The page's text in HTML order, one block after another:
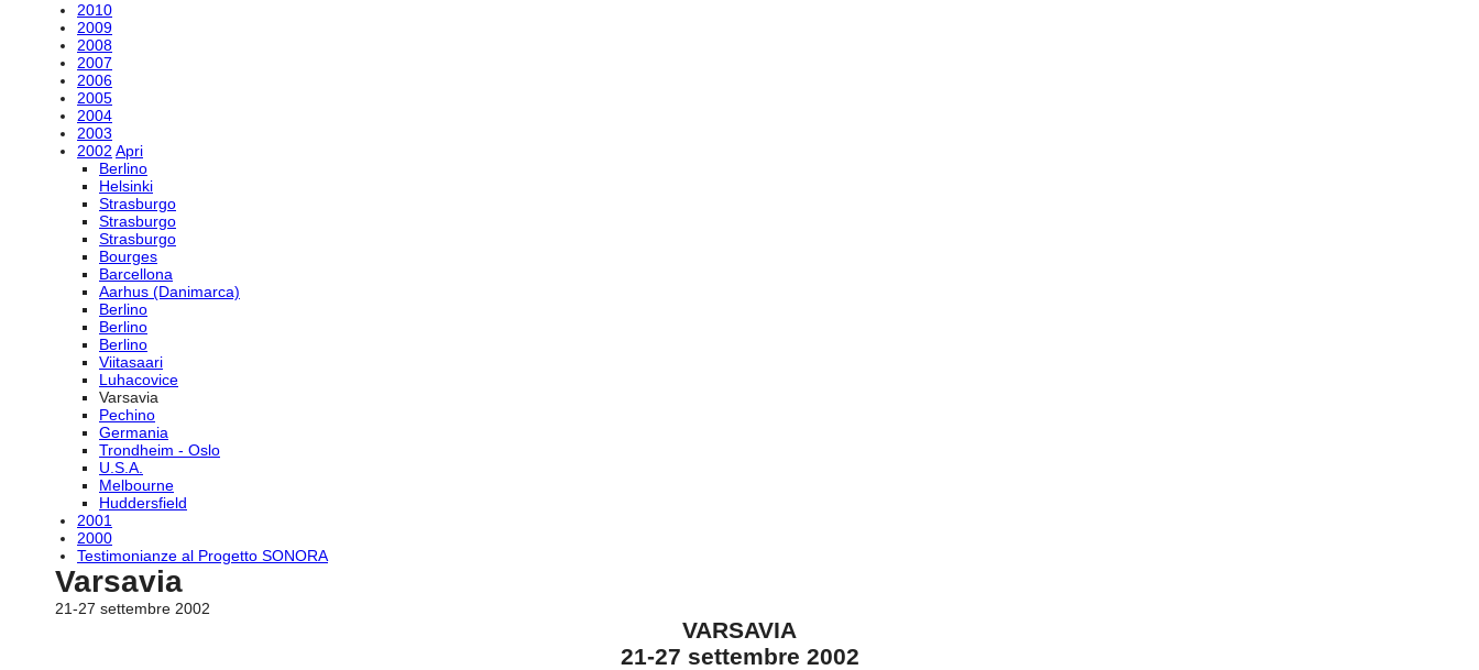
2010
2009
2008
2007
2006
2005
2004
2003
2002 Apri
Berlino
Helsinki
Strasburgo
Strasburgo
Strasburgo
Bourges
Barcellona
Aarhus (Danimarca)
Berlino
Berlino
Berlino
Viitasaari
Luhacovice
Varsavia
Pechino
Germania
Trondheim - Oslo
U.S.A.
Melbourne
Huddersfield
2001
2000
Testimonianze al Progetto SONORA
Varsavia
21-27 settembre 2002
VARSAVIA
21-27 settembre 2002